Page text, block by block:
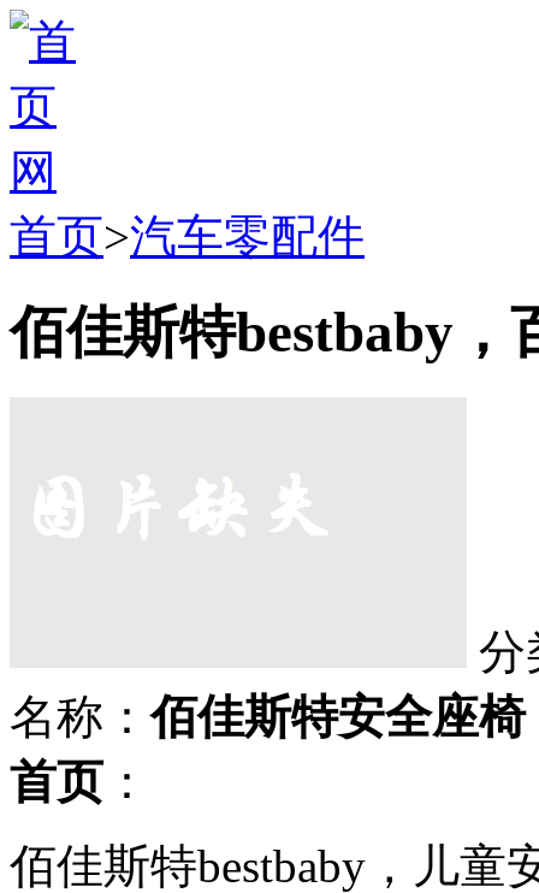
首页>汽车零配件
佰佳斯特bestbaby
分
名称：佰佳斯特安全座椅
首页 ：
佰佳斯特bestbaby，儿